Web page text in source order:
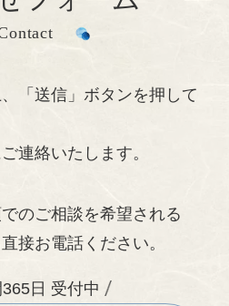
「送信」ボタンを押して
連絡いたします。
のご相談を希望される
接お電話ください。
日 受付中